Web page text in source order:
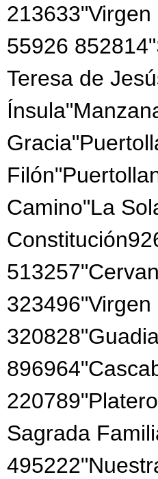
55926
Teresa de
Camino"La
Sagrada